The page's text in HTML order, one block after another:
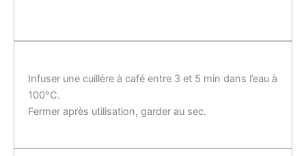
Infuser une cuillère à café entre 3 et 5 min dans l’eau à
100°C.
Fermer après utilisation, garder au sec.